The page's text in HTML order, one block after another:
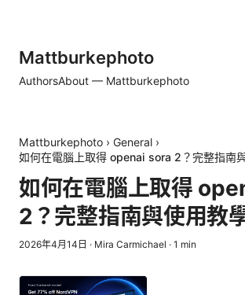
Mattburkephoto
AuthorsAbout — Mattburkephoto
Mattburkephoto › General ›
如何在電腦上取得 openai sora 2？完整指南
如何在電腦上取得
2？完整指南與使用教
2026年4月14日 · Mira Carmichael · 1 min